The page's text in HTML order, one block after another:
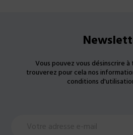
Vous pouvez vous désinscrire
trouverez pour cela nos
conditions